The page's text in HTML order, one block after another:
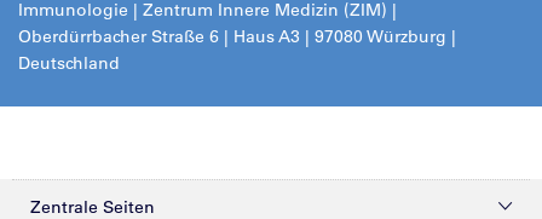
Immunologie | Zentrum Innere Medizin (ZIM) |
Oberdürrbacher Straße 6 | Haus A3 | 97080 Würzburg |
Deutschland
Zentrale Seiten